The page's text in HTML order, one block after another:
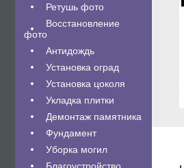
Ретушь фото
Восстановление
фото
Антидождь
Установка оград
Установка цоколя
Укладка плитки
Демонтаж памятника
Фундамент
Уборка могил